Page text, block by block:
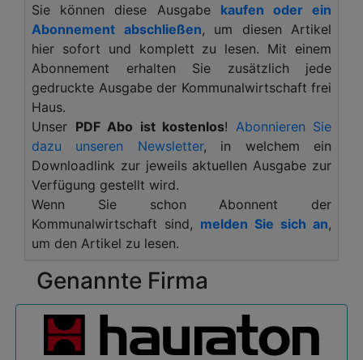
digitalen Vernetzung die blau-grünen
Infrastrukturen der Zukunft funktionssicher zu
gestalten und Wasser in urbanem Umfeld nutzen
zu können. Gleichzeitig sollen negative
Auswirkungen von Starkregen minimiert
werden.
Sowohl bestehende als auch neugebaute Anlagen
sollen zukünftig mit modernster Sensorik
ausgestattet sein. Damit Betreiber konkrete
Handlungsfelder aufdecken und umsetzen können,
werden die Datenzentral gesammelt, analysiert
und ausgewertet. RX-WATERTEC will mit diesem
anbieten, um den Herausforderungen
werden.
Messen was wirklich geschieht - war ein Motto der
Sie können diese Ausgabe kaufen oder ein
Abonnement abschließen, um diesen Artikel
hier sofort und komplett zu lesen. Mit einem
Abonnement erhalten Sie zusätzlich jede
gedruckte Ausgabe der Kommunalwirtschaft frei
Haus.
Unser PDF Abo ist kostenlos! Abonnieren Sie
dazu unseren Newsletter, in welchem ein
Downloadlink zur jeweils aktuellen Ausgabe zur
Verfügung gestellt wird.
Wenn Sie schon Abonnent der
Kommunalwirtschaft sind, melden Sie sich an,
um den Artikel zu lesen.
Genannte Firma